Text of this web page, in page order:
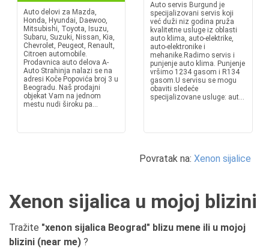
Auto delovi za Mazda,
Honda, Hyundai, Daewoo,
Mitsubishi, Toyota, Isuzu,
Subaru, Suzuki, Nissan, Kia,
Chevrolet, Peugeot, Renault,
Citroen automobile.
Prodavnica auto delova A-
Auto Strahinja nalazi se na
adresi Koče Popovića broj 3 u
Beogradu. Naš prodajni
objekat Vam na jednom
mestu nudi široku pa...
Auto servis Burgund je
specijalizovani servis koji
već duži niz godina pruža
kvalitetne usluge iz oblasti
auto klima, auto-elektrike,
auto-elektronike i
mehanike.Radimo servis i
punjenje auto klima. Punjenje
vršimo 1234 gasom i R134
gasom.U servisu se mogu
obaviti sledeće
specijalizovane usluge: aut...
Povratak na: Xenon sijalice
Xenon sijalica u mojoj blizini
Tražite "xenon sijalica Beograd" blizu mene ili u mojoj
blizini (near me) ?